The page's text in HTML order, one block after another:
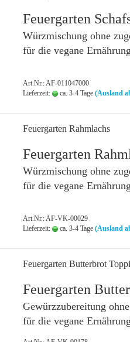
Feuergarten
Würzmischung ohne
für die vegane
Art.Nr.: AF-011047000
Lieferzeit:
ca. 3-4 Tage (Ausland
Feuergarten Rahmlachs
Feuergarten
Würzmischung ohne
für die vegane
Art.Nr.: AF-VK-00029
Lieferzeit:
ca. 3-4 Tage (Ausland
Feuergarten Butterbrot
Feuergarten
Gewürzzubereitung
für die vegane